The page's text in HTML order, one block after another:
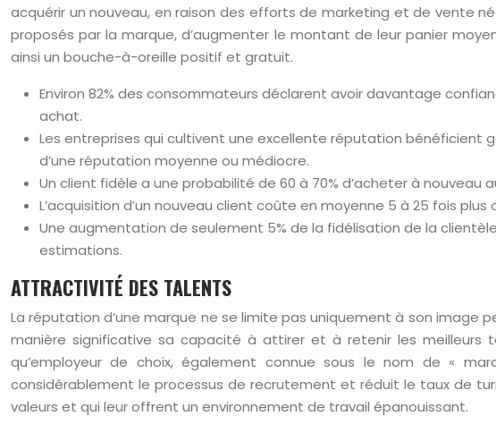
acquérir un nouveau, en raison des efforts de marketing et de vente
proposés par la marque, d’augmenter le montant de leur panier
ainsi un bouche-à-oreille positif et gratuit.
Environ 82% des consommateurs déclarent avoir davantage
achat.
Les entreprises qui cultivent une excellente réputation bénéficient
d’une réputation moyenne ou médiocre.
Un client fidèle a une probabilité de 60 à 70% d’acheter à
L’acquisition d’un nouveau client coûte en moyenne 5 à 25 fois
Une augmentation de seulement 5% de la fidélisation de la
estimations.
ATTRACTIVITÉ DES TALENTS
La réputation d’une marque ne se limite pas uniquement à son
manière significative sa capacité à attirer et à retenir les meilleurs
qu’employeur de choix, également connue sous le nom de «
considérablement le processus de recrutement et réduit le taux de
valeurs et qui leur offrent un environnement de travail épanouissant.